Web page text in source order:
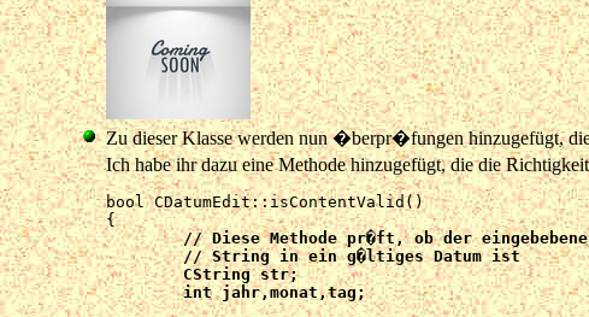
Zu dieser Klasse werden nun �berpr�fungen hinzugefügt,
Ich habe ihr dazu eine Methode hinzugefügt, die die
bool CDatumEdit::isContentValid()
	// Diese Methode pr�ft, ob der eingebebene
	// String in ein g�ltiges Datum ist
	CString str;
	int jahr,monat,tag;